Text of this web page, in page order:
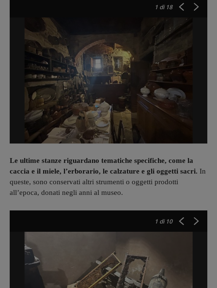
1 di 18
Le ultime stanze riguardano tematiche specifiche, come la
caccia e il miele, l’erborario, le calzature e gli oggetti sacri. In
queste, sono conservati altri strumenti o oggetti prodotti
all’epoca, donati negli anni al museo.
1 di 10